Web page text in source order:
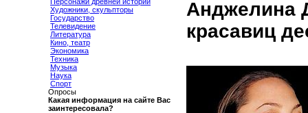
Художники, скульпторы
Государство
Телевидение
Литература
Кино, театр
Экономика
Техника
Музыка
Наука
Спорт
Опросы
Какая информация на сайте Вас
заинтересовала?
Анджелина
красавиц